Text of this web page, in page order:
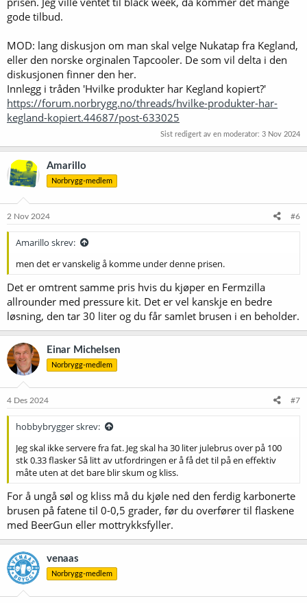
gode tilbud.
MOD: lang diskusjon om man skal velge Nukatap fra Kegland,
eller den norske orginalen Tapcooler. De som vil delta i den
diskusjonen finner den her.
Innlegg i tråden 'Hvilke produkter har Kegland kopiert?'
https://forum.norbrygg.no/threads/hvilke-produkter-har-
kegland-kopiert.44687/post-633025
Sist redigert av en moderator: 3 Nov 2024
Amarillo
Norbrygg-medlem
2 Nov 2024 #6
Amarillo skrev:
men det er vanskelig å komme under denne prisen.
Det er omtrent samme pris hvis du kjøper en Fermzilla
allrounder med pressure kit. Det er vel kanskje en bedre
løsning, den tar 30 liter og du får samlet brusen i en beholder.
Einar Michelsen
Norbrygg-medlem
4 Des 2024 #7
hobbybrygger skrev:
Jeg skal ikke servere fra fat. Jeg skal ha 30 liter julebrus over på 100
stk 0.33 flasker Så litt av utfordringen er å få det til på en effektiv
måte uten at det bare blir skum og kliss.
For å ungå søl og kliss må du kjøle ned den ferdig karbonerte
brusen på fatene til 0-0,5 grader, før du overfører til flaskene
med BeerGun eller mottrykksfyller.
venaas
Norbrygg-medlem